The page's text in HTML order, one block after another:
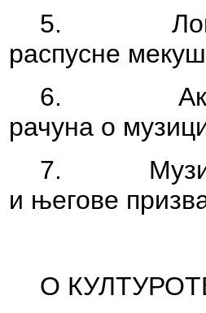
5.
распусне
6.
рачуна о
7.
и његове
О